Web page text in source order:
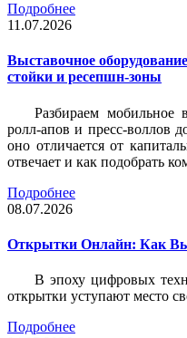
Подробнее
11.07.2026
Выставочное
стойки и ресепшн-зоны
Разбираем мобильное
ролл-апов и пресс-воллов
оно отличается от
отвечает и как подобрать
Подробнее
08.07.2026
Открытки Онлайн: Как
В эпоху цифровых
открытки уступают место
Подробнее